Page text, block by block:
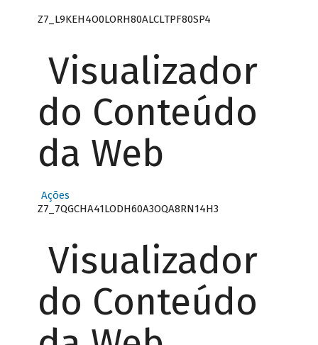
Z7_L9KEH4O0LORH80ALCLTPF80SP4
Visualizador
do Conteúdo
da Web
Ações
Z7_7QGCHA41LODH60A3OQA8RN14H3
Visualizador
do Conteúdo